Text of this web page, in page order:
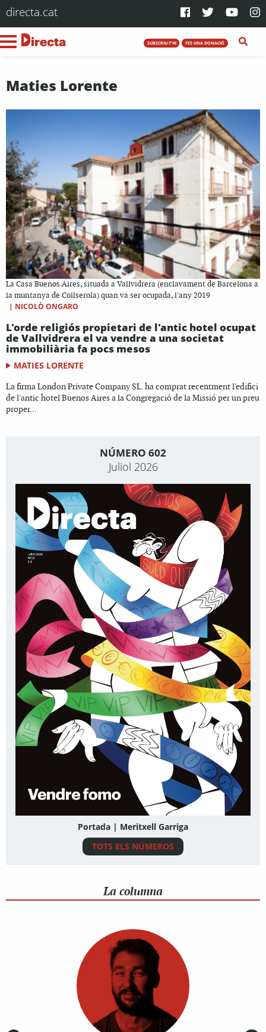
directa.cat
SUBSCRIU-T'HI FES UNA DONACIÓ
Maties Lorente
La Casa Buenos Aires, situada a Vallvidrera (enclavament de Barcelona a
la muntanya de Collserola) quan va ser ocupada, l'any 2019
| NICOLÒ ONGARO
L'orde religiós propietari de l'antic hotel ocupat
de Vallvidrera el va vendre a una societat
immobiliària fa pocs mesos
MATIES LORENTE
La firma London Private Company SL. ha comprat recentment l'edifici
de l'antic hotel Buenos Aires a la Congregació de la Missió per un preu
proper...
NÚMERO 602
Juliol 2026
Portada | Meritxell Garriga
TOTS ELS NÚMEROS
La columna